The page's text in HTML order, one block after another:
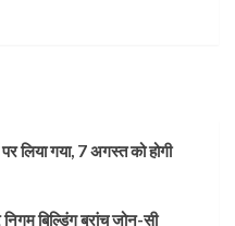
पर लिया गया, 7 अगस्त को होगी
बिल्डिंग ब्रांच जोन-सी